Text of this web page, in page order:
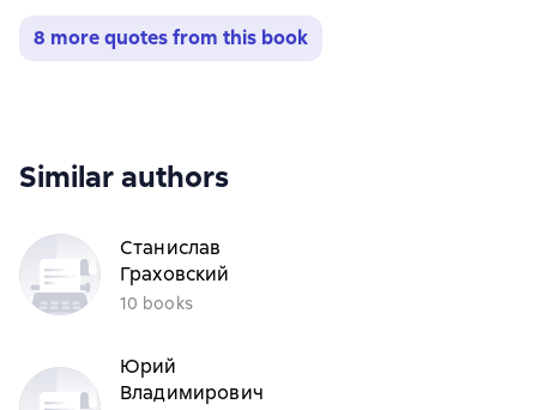
8 more quotes from this book
Similar authors
Станислав
Граховский
10 books
Юрий
Владимирович